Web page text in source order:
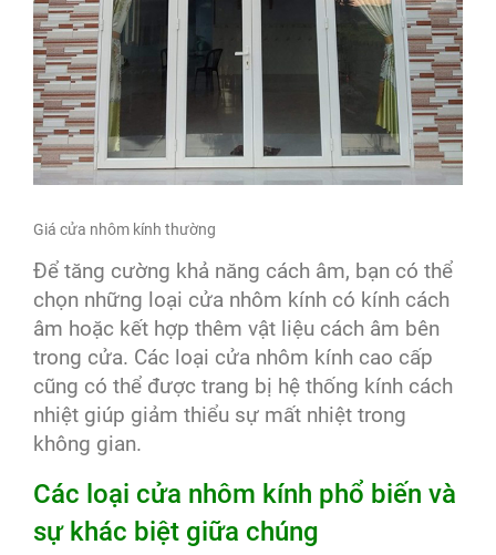
Giá cửa nhôm kính thường
Để tăng cường khả năng cách âm, bạn có thể
chọn những loại cửa nhôm kính có kính cách
âm hoặc kết hợp thêm vật liệu cách âm bên
trong cửa. Các loại cửa nhôm kính cao cấp
cũng có thể được trang bị hệ thống kính cách
nhiệt giúp giảm thiểu sự mất nhiệt trong
không gian.
Các loại cửa nhôm kính phổ biến và
sự khác biệt giữa chúng